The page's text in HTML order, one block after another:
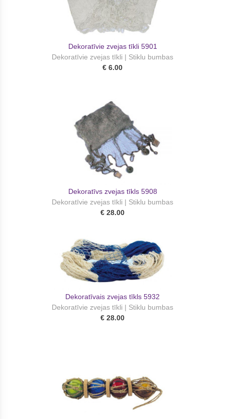
Dekoratīvie zvejas tīkli 5901
Dekoratīvie zvejas tīkli | Stiklu bumbas
€ 6.00
Dekoratīvs zvejas tīkls 5908
Dekoratīvie zvejas tīkli | Stiklu bumbas
€ 28.00
Dekoratīvais zvejas tīkls 5932
Dekoratīvie zvejas tīkli | Stiklu bumbas
€ 28.00